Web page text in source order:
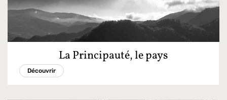
La Principauté, le pays
Découvrir